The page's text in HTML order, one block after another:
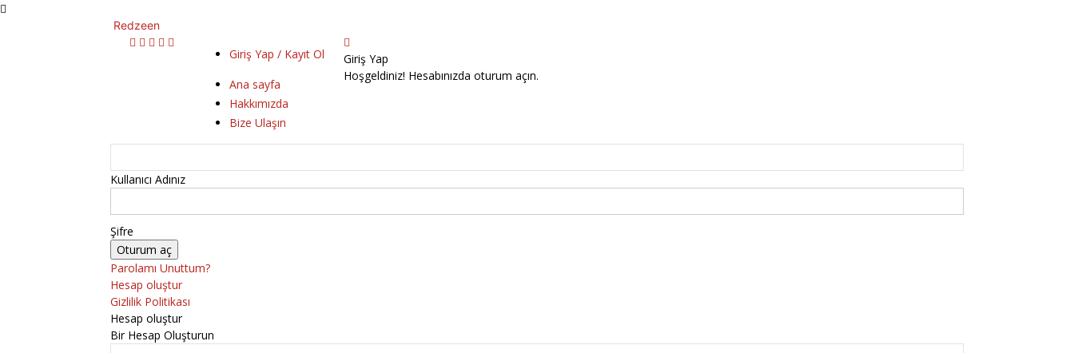
Redzeen
Giriş Yap / Kayıt Ol
Ana sayfa
Hakkımızda
Bize Ulaşın
Giriş Yap
Hoşgeldiniz! Hesabınızda oturum açın.
Kullanıcı Adınız
Şifre
Parolamı Unuttum?
Hesap oluştur
Gizlilik Politikası
Hesap oluştur
Bir Hesap Oluşturun